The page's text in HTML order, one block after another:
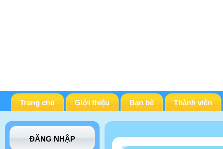
Trang chủ Giới thiệu Bạn bè Thành viên
ĐĂNG NHẬP